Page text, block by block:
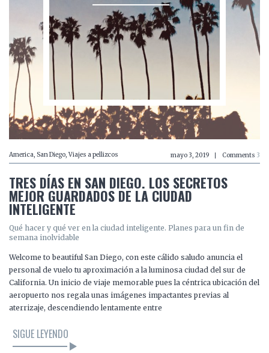
America, San Diego, Viajes a pellizcos mayo 3, 2019 Comments 3
TRES DÍAS EN SAN DIEGO. LOS SECRETOS
MEJOR GUARDADOS DE LA CIUDAD
INTELIGENTE
Qué hacer y qué ver en la ciudad inteligente. Planes para un fin de
semana inolvidable
Welcome to beautiful San Diego, con este cálido saludo anuncia el
personal de vuelo tu aproximación a la luminosa ciudad del sur de
California. Un inicio de viaje memorable pues la céntrica ubicación del
aeropuerto nos regala unas imágenes impactantes previas al
aterrizaje, descendiendo lentamente entre
SIGUE LEYENDO